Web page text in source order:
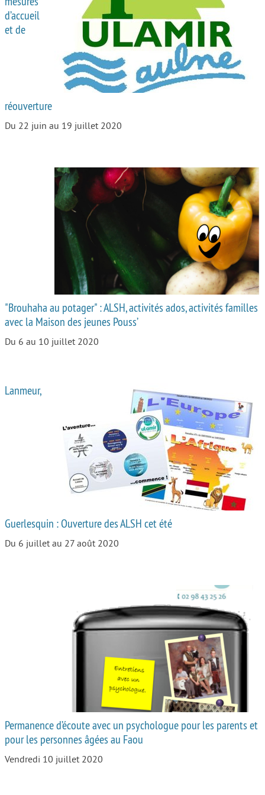
Autour de l’école
Protéger les enfants
Face au handicap
Face au deuil
Place aux grands-parents
d’accueil
et de
réouverture
Du 22 juin au 19 juillet 2020
"Brouhaha au potager" : ALSH, activités ados, activités familles
avec la Maison des jeunes Pouss’
Du 6 au 10 juillet 2020
Lanmeur,
Guerlesquin : Ouverture des ALSH cet été
Du 6 juillet au 27 août 2020
Permanence d’écoute avec un psychologue pour les parents et
pour les personnes âgées au Faou
Vendredi 10 juillet 2020